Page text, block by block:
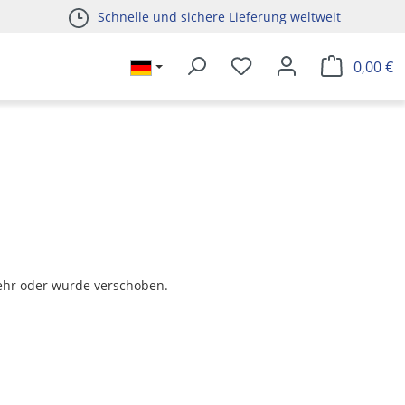
Schnelle und sichere Lieferung weltweit
0,00 €
oder wurde verschoben.